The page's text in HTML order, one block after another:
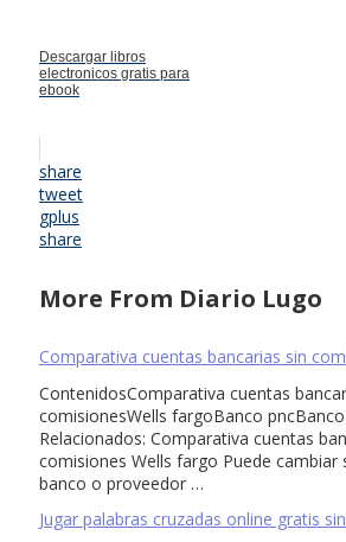
Descargar libros
electronicos gratis para
ebook
share
tweet
gplus
share
More From Diario Lugo
Comparativa cuentas bancarias sin
ContenidosComparativa cuentas
comisionesWells fargoBanco
Relacionados: Comparativa cuentas
comisiones Wells fargo Puede cambiar
banco o proveedor …
Jugar palabras cruzadas online gratis